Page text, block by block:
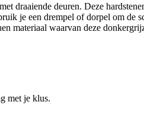
draaiende deuren. Deze
je een drempel of dorpel om de
materiaal waarvan deze
met je klus.